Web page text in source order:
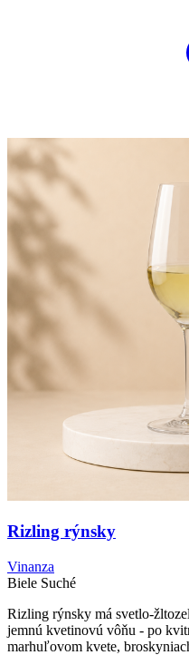
Rizling rýnsky
Vinanza
Biele Suché
Rizling rýnsky má svetlo-
jemnú kvetinovú vôňu - po
marhuľovom kvete,